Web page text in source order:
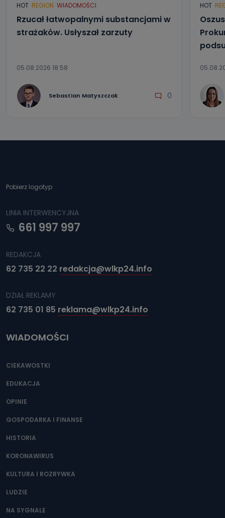
HOT REGION WIADOMOŚCI
Rzucał łatwopalnymi substancjami w
strażaków. Usłyszał zarzuty
05.08.2026 18:58
Sebastian Matyszczak 0
HOT
Pobierz logotyp
LINIA INTERWENCYJNA
661 997 997
REDAKCJA
62 735 22 22 redakcja@wlkp24.info
DZIAŁ REKLAMY
62 735 01 85 reklama@wlkp24.info
WIADOMOŚCI
CIEKAWOSTKI
EDUKACJA
OPINIE
GOSPODARKA I FINANSE
HISTORIA
KORONAWIRUS
KULTURA I ROZRYWKA
LUDZIE
NA SYGNALE